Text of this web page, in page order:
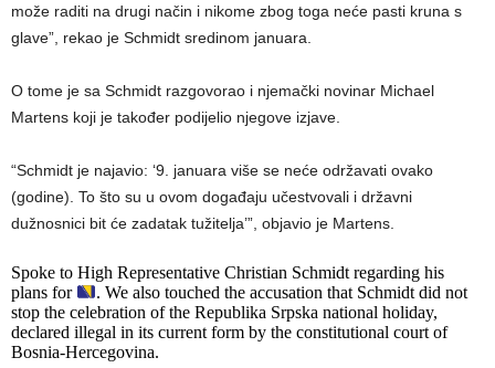
može raditi na drugi način i nikome zbog toga neće pasti kruna s
glave”, rekao je Schmidt sredinom januara.
O tome je sa Schmidt razgovorao i njemački novinar Michael
Martens koji je također podijelio njegove izjave.
“Schmidt je najavio: ‘9. januara više se neće održavati ovako
(godine). To što su u ovom događaju učestvovali i državni
dužnosnici bit će zadatak tužitelja’”, objavio je Martens.
Spoke to High Representative Christian Schmidt regarding his
plans for
. We also touched the accusation that Schmidt did not
stop the celebration of the Republika Srpska national holiday,
declared illegal in its current form by the constitutional court of
Bosnia-Hercegovina.